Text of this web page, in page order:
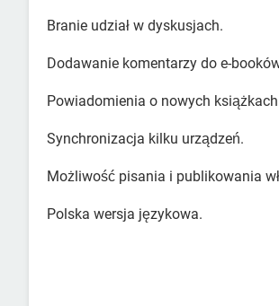
Branie udział w dyskusjach.
Dodawanie komentarzy do e-
Powiadomienia o nowych
Synchronizacja kilku urządzeń.
Możliwość pisania i publikowania
Polska wersja językowa.